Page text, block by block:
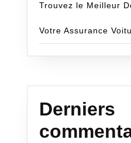
Trouvez le Meilleur
Votre Assurance
Derniers